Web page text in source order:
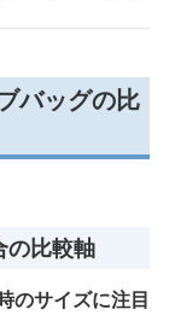
バッグの比
の比較軸
のサイズに注目